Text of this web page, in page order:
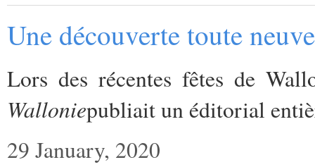
Une découverte toute
Lors des récentes fêtes de
Walloniepubliait un éditorial
29 January, 2020